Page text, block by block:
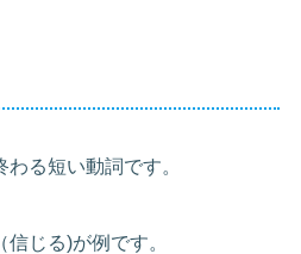
る短い動詞です。
信じる)が例です。